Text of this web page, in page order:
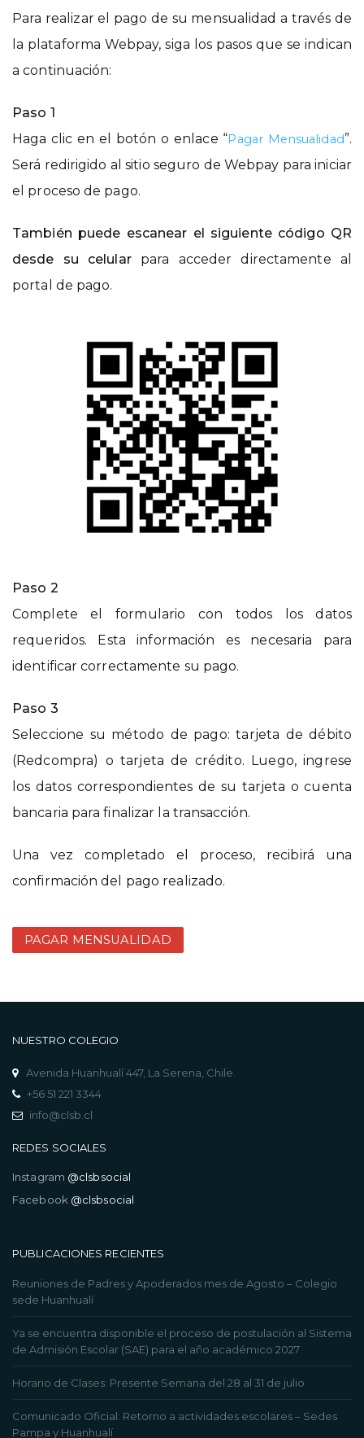
Para realizar el pago de su mensualidad a través de
la plataforma Webpay, siga los pasos que se indican
a continuación:
Paso 1
Haga clic en el botón o enlace “Pagar Mensualidad”.
Será redirigido al sitio seguro de Webpay para iniciar
el proceso de pago.
También puede escanear el siguiente código QR
desde su celularpara acceder directamente al
portal de pago.
Paso 2
Complete el formulario con todos los datos
requeridos. Esta información es necesaria para
identificar correctamente su pago.
Paso 3
Seleccione su método de pago: tarjeta de débito
(Redcompra) o tarjeta de crédito. Luego, ingrese
los datos correspondientes de su tarjeta o cuenta
bancaria para finalizar la transacción.
Una vez completado el proceso, recibirá una
confirmación del pago realizado.
PAGAR MENSUALIDAD
NUESTRO COLEGIO
Avenida Huanhualí 447, La Serena, Chile.
+56 51 221 3344
info@clsb.cl
REDES SOCIALES
Instagram @clsbsocial
Facebook @clsbsocial
PUBLICACIONES RECIENTES
Reuniones de Padres y Apoderados mes de Agosto – Colegio
sede Huanhualí
Ya se encuentra disponible el proceso de postulación al Sistema
de Admisión Escolar (SAE) para el año académico 2027
Horario de Clases: Presente Semana del 28 al 31 de julio
Comunicado Oficial: Retorno a actividades escolares – Sedes
Pampa y Huanhualí